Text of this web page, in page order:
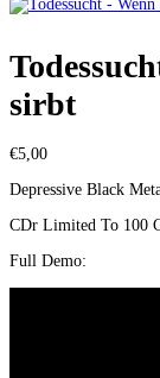
sirbt
€5,00
Depressive Black
CDr Limited To 100
Full Demo: